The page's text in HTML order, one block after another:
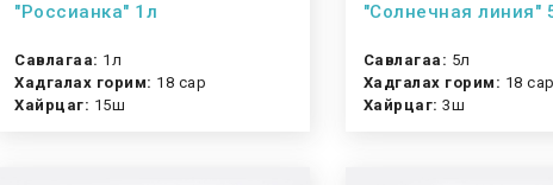
"Россианка" 1л
Савлагаа: 1л
Хадгалах горим: 18 сар
Хайрцаг: 15ш
"Солнечная линия"
Савлагаа: 5л
Хадгалах горим: 18 сар
Хайрцаг: 3ш